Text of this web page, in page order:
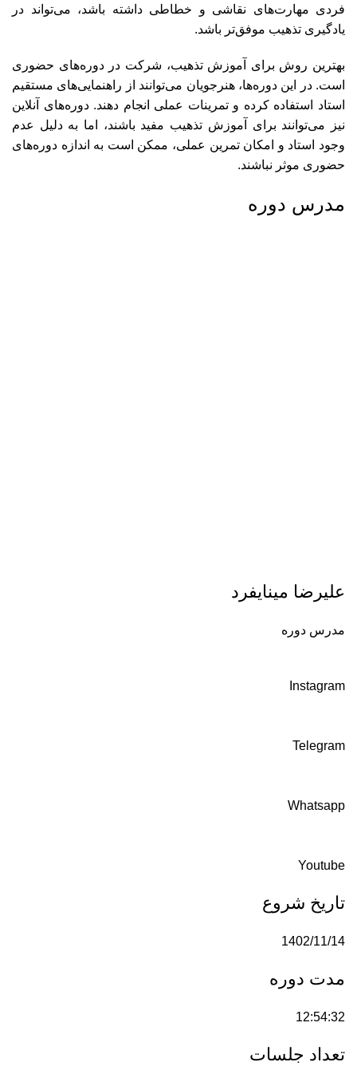
فردی مهارت‌های نقاشی و خطاطی داشته باشد، می‌تواند در
یادگیری تذهیب موفق‌تر باشد.
بهترین روش برای آموزش تذهیب، شرکت در دوره‌های حضوری
است. در این دوره‌ها، هنرجویان می‌توانند از راهنمایی‌های مستقیم
استاد استفاده کرده و تمرینات عملی انجام دهند. دوره‌های آنلاین
نیز می‌توانند برای آموزش تذهیب مفید باشند، اما به دلیل عدم
وجود استاد و امکان تمرین عملی، ممکن است به اندازه دوره‌های
حضوری موثر نباشند.
مدرس دوره
علیرضا مینایفرد
مدرس دوره
Instagram
Telegram
Whatsapp
Youtube
تاریخ شروع
1402/11/14
مدت دوره
12:54:32
تعداد جلسات